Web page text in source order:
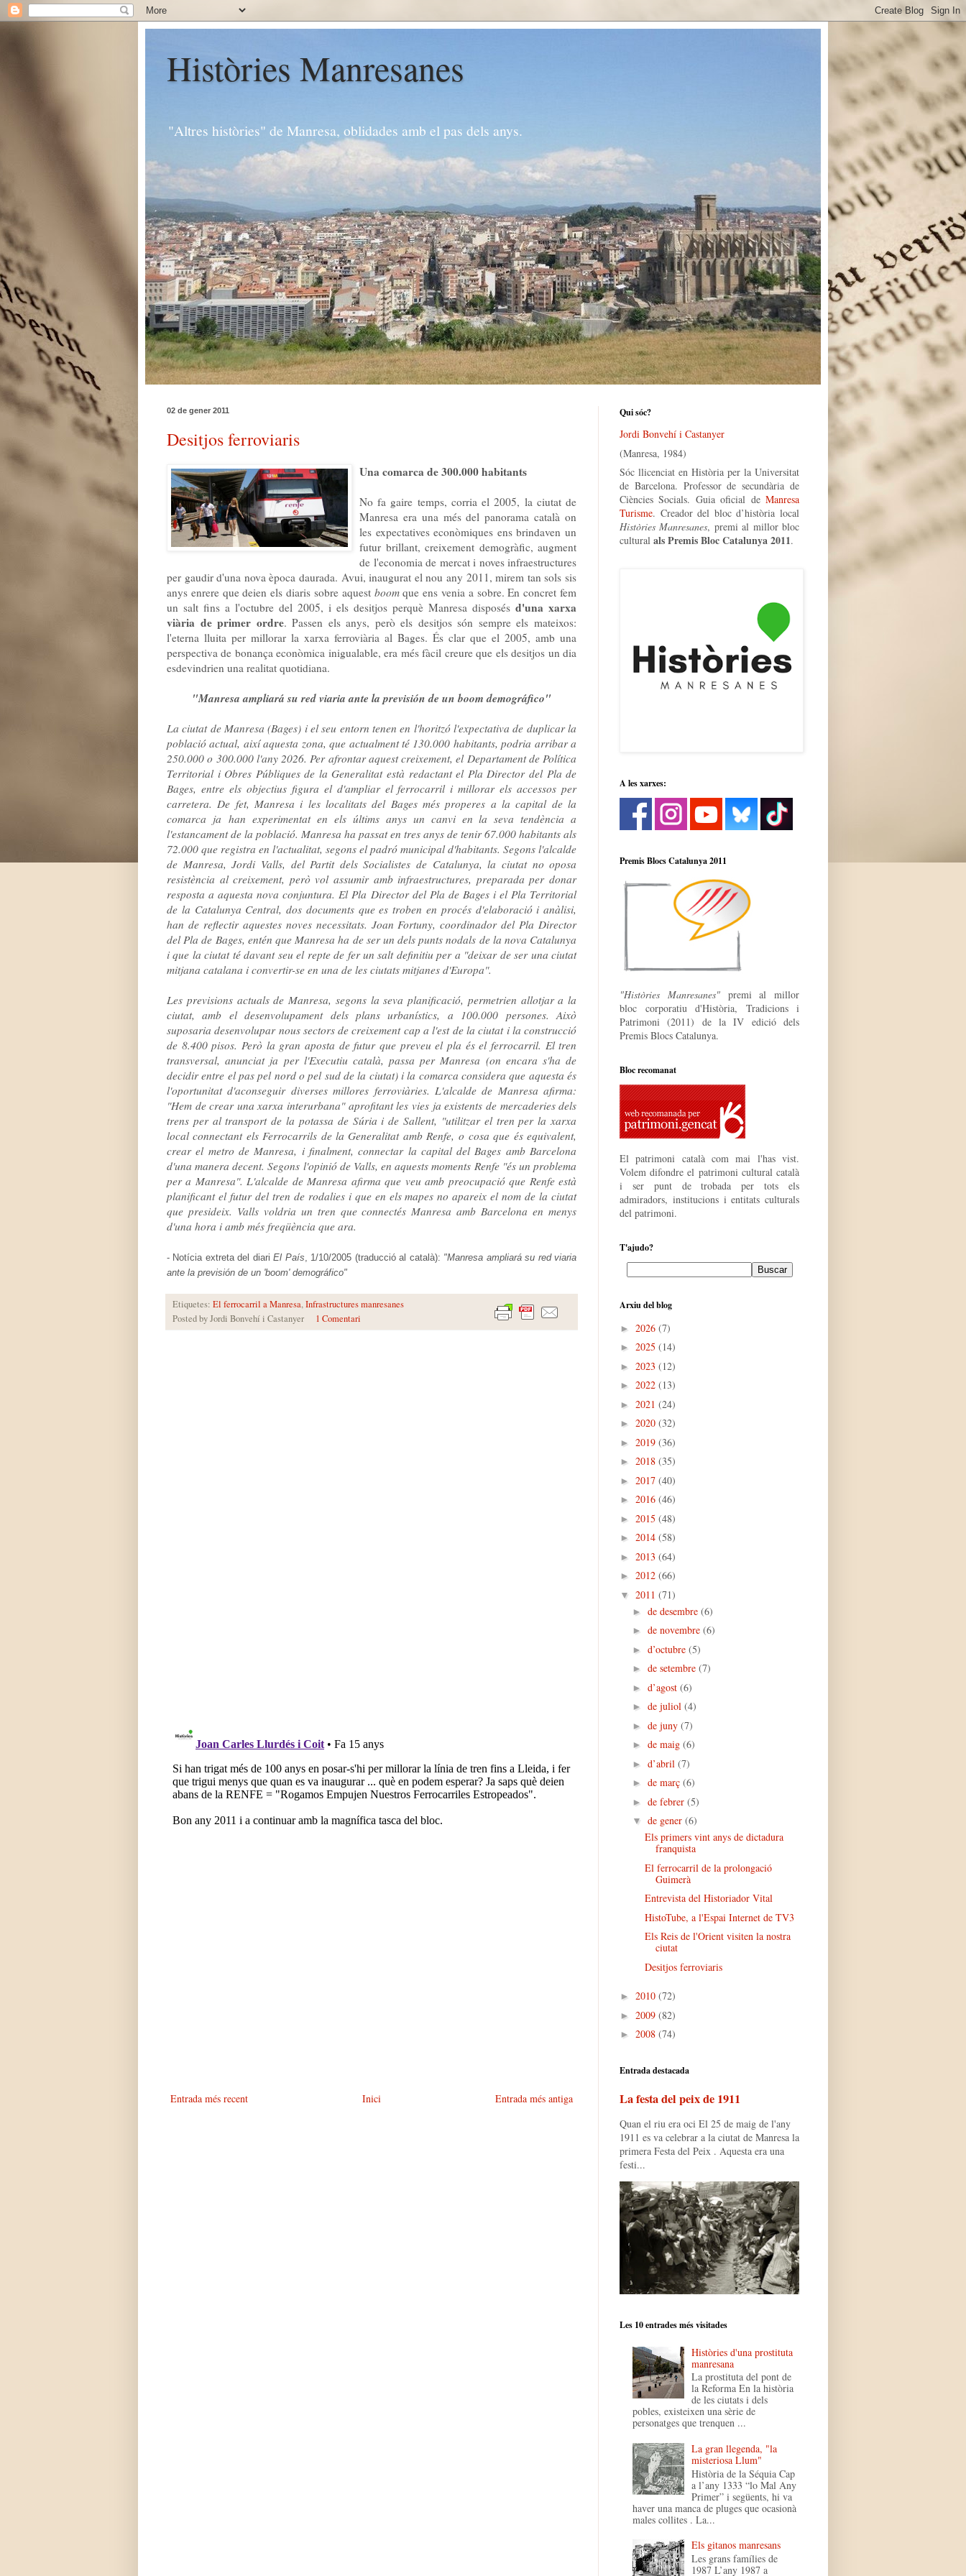
Històries Manresanes
"Altres històries" de Manresa, oblidades amb el pas dels anys.
02 de gener 2011
Desitjos ferroviaris
Una comarca de 300.000 habitants
No fa gaire temps, corria el 2005, la ciutat de
Manresa era una més del panorama català on
les expectatives econòmiques ens brindaven un
futur brillant, creixement demogràfic, augment
de l'economia de mercat i noves infraestructures
per gaudir d'una nova època daurada. Avui, inaugurat el nou any 2011, mirem tan sols sis
anys enrere que deien els diaris sobre aquest boomque ens venia a sobre. En concret fem
un salt fins a l'octubre del 2005, i els desitjos perquè Manresa disposés d'una xarxa
viària de primer ordre. Passen els anys, però els desitjos són sempre els mateixos:
l'eterna lluita per millorar la xarxa ferroviària al Bages. És clar que el 2005, amb una
perspectiva de bonança econòmica inigualable, era més fàcil creure que els desitjos un dia
esdevindrien una realitat quotidiana.
"Manresa ampliará su red viaria ante la previsión de un boom demográfico"
La ciutat de Manresa (Bages) i el seu entorn tenen en l'horitzó l'expectativa de duplicar la
població actual, així aquesta zona, que actualment té 130.000 habitants, podria arribar a
250.000 o 300.000 l'any 2026. Per afrontar aquest creixement, el Departament de Política
Territorial i Obres Públiques de la Generalitat està redactant el Pla Director del Pla de
Bages, entre els objectius figura el d'ampliar el ferrocarril i millorar els accessos per
carretera. De fet, Manresa i les localitats del Bages més properes a la capital de la
comarca ja han experimentaten els últims anys un canvi en la seva tendència a
l'estancament de la població. Manresa ha passat en tres anys de tenir 67.000 habitants als
72.000 que registra en l'actualitat, segons el padró municipal d'habitants. Segons l'alcalde
de Manresa, Jordi Valls, del Partit dels Socialistes de Catalunya, la ciutat no oposa
resistència al creixement, però vol assumir amb infraestructures, preparada per donar
resposta a aquesta nova conjuntura. El Pla Director del Pla de Bages i el Pla Territorial
de la Catalunya Central, dos documents que es troben en procés d'elaboració i anàlisi,
han de reflectir aquestes noves necessitats. Joan Fortuny, coordinador del Pla Director
del Pla de Bages, entén que Manresa ha de ser un dels punts nodals de la nova Catalunya
i que la ciutat té davant seu el repte de fer un salt definitiu per a "deixar de ser una ciutat
mitjana catalana i convertir-se en una de les ciutats mitjanes d'Europa".
Les previsions actuals de Manresa, segons la seva planificació, permetrien allotjar a la
ciutat, amb el desenvolupament dels plans urbanístics, a 100.000 persones.
Això
suposaria desenvolupar nous sectors de creixement cap a l'est de la ciutat i la construcció
de 8.400 pisos. Però la gran aposta de futur que preveu el pla és el ferrocarril. El tren
transversal, anunciat ja per l'Executiu català, passa per Manresa (on encara s'ha de
decidir entre el pas pel nord o pel sud de la ciutat) i la comarca considera que aquesta és
l'oportunitat d'aconseguir diverses millores ferroviàries. L'alcalde de Manresa afirma:
"Hem de crear una xarxa interurbana" aprofitant les vies ja existents de mercaderies dels
trens per al transport de la potassa de Súria i de Sallent, "utilitzar el tren per la xarxa
local connectant els Ferrocarrils de la Generalitat amb Renfe, o cosa que és equivalent,
crear el metro de Manresa, i finalment, connectar la capital del Bages amb Barcelona
d'una manera decent. Segons l'opinió de Valls, en aquests moments Renfe "és un problema
per a Manresa". L'alcalde de Manresa afirma que veu amb preocupació que Renfe està
planificant el futur del tren de rodalies i que en els mapes no apareix el nom de la ciutat
que presideix. Valls voldria un tren que connectés Manresa amb Barcelona en menys
d'una hora i amb més freqüència que ara.
- Notícia extreta del diariEl País , 1/10/2005 (traducció al català): "Manresa ampliará su red viaria
ante la previsión de un 'boom' demográfico"
Etiquetes: El ferrocarril a Manresa,Infrastructures manresanes
Posted byJordi Bonvehí i Castanyer 1 Comentari
Entrada més recent Entrada més antiga
Inici
Qui sóc?
Jordi Bonvehí i Castanyer
(Manresa, 1984)
Sóc llicenciat en Història per la Universitat
de Barcelona. Professor de secundària de
Ciències Socials. Guia oficial de Manresa
Turisme. Creador del bloc d’història local
Històries Manresanes, premi al millor bloc
cultural als Premis Bloc Catalunya 2011.
A les xarxes:
Premis Blocs Catalunya 2011
"Històries Manresanes"premi al millor
bloc corporatiu d'Història, Tradicions i
Patrimoni (2011) de la IV edició dels
Premis Blocs Catalunya.
Bloc recomanat
El patrimoni català com mai l'has vist.
Volem difondre el patrimoni cultural català
i ser punt de trobada per tots els
admiradors, institucions i entitats culturals
del patrimoni.
T'ajudo?
Arxiu del blog
► 2026 (7)
► 2025 (14)
► 2023 (12)
► 2022 (13)
► 2021 (24)
► 2020 (32)
► 2019 (36)
► 2018 (35)
► 2017 (40)
► 2016 (46)
► 2015 (48)
► 2014 (58)
► 2013 (64)
► 2012 (66)
▼ 2011 (71)
► de desembre (6)
► de novembre (6)
► d’octubre (5)
► de setembre (7)
► d’agost (6)
► de juliol (4)
► de juny (7)
► de maig (6)
► d’abril (7)
► de març (6)
► de febrer (5)
▼ de gener (6)
Els primers vint anys de dictadura
franquista
El ferrocarril de la prolongació
Guimerà
Entrevista del Historiador Vital
HistoTube, a l'Espai Internet de TV3
Els Reis de l'Orient visiten la nostra
ciutat
Desitjos ferroviaris
► 2010 (72)
► 2009 (82)
► 2008 (74)
Entrada destacada
La festa del peix de 1911
Quan el riu era oci El 25 de maig de l'any
1911 es va celebrar a la ciutat de Manresa la
primera Festa del Peix . Aquesta era una
festi...
Les 10 entrades més visitades
Històries d'una prostituta
manresana
La prostituta del pont de
la Reforma En la història
de les ciutats i dels
pobles, existeixen una sèrie de
personatges que trenquen ...
La gran llegenda, "la
misteriosa Llum"
Història de la Séquia Cap
a l’any 1333 “lo Mal Any
Primer” i següents, hi va
haver una manca de pluges que ocasionà
males collites . La...
Els gitanos manresans
Les grans famílies de
1987 L’any 1987 a